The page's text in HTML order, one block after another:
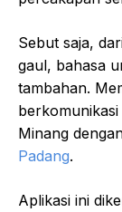
Sebut saja,
gaul, bahasa
tambahan.
Minang
Padang.
Aplikasi ini